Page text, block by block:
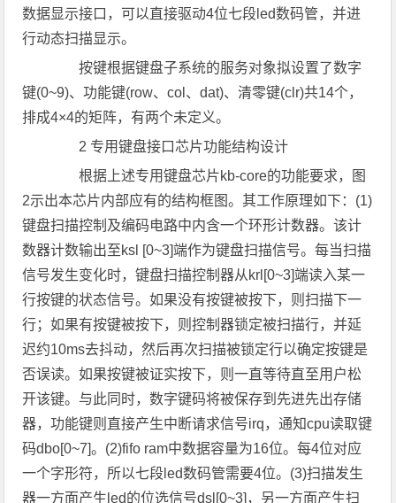
数据显示接口，可以直接驱动4位七段led数码管，并进
行动态扫描显示。
按键根据键盘子系统的服务对象拟设置了数字
键(0~9)、功能键(row、col、dat)、清零键(clr)共14个，
排成4×4的矩阵，有两个未定义。
2 专用键盘接口芯片功能结构设计
根据上述专用键盘芯片kb-core的功能要求，图
2示出本芯片内部应有的结构框图。其工作原理如下：(1)
键盘扫描控制及编码电路中内含一个环形计数器。该计
数器计数输出至ksl [0~3]端作为键盘扫描信号。每当扫描
信号发生变化时，键盘扫描控制器从krl[0~3]端读入某一
行按键的状态信号。如果没有按键被按下，则扫描下一
行；如果有按键被按下，则控制器锁定被扫描行，并延
迟约10ms去抖动，然后再次扫描被锁定行以确定按键是
否误读。如果按键被证实按下，则一直等待直至用户松
开该键。与此同时，数字键码将被保存到先进先出存储
器，功能键则直接产生中断请求信号irq，通知cpu读取键
码dbo[0~7]。(2)fifo ram中数据容量为16位。每4位对应
一个字形符，所以七段led数码管需要4位。(3)扫描发生
器一方面产生led的位选信号dsl[0~3]，另一方面产生扫